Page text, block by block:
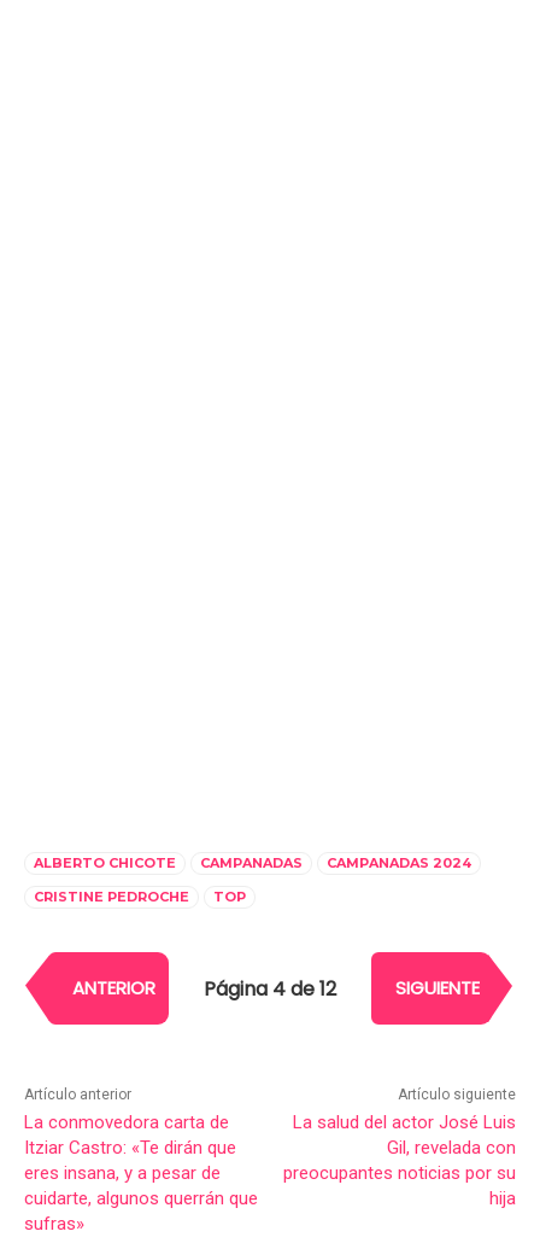
ALBERTO CHICOTE CAMPANADAS
CAMPANADAS 2024
CRISTINE PEDROCHE
TOP
ANTERIOR Página 4 de 12 SIGUIENTE
Artículo anterior
La conmovedora carta de
Itziar Castro: «Te dirán que
eres insana, y a pesar de
cuidarte, algunos querrán que
sufras»
Artículo siguiente
La salud del actor José Luis
Gil, revelada con
preocupantes noticias por su
hija